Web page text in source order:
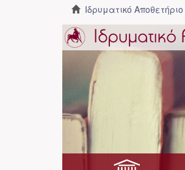
Ιδρυματικό